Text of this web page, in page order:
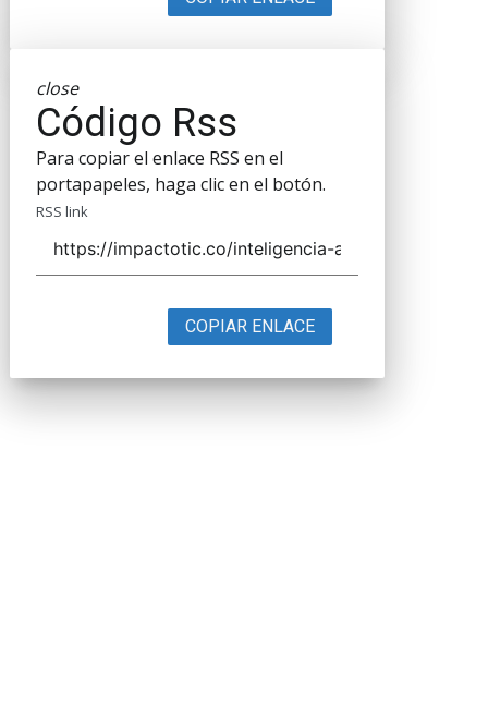
close
Código Rss
Para copiar el enlace RSS en el
portapapeles, haga clic en el botón.
RSS link
COPIAR ENLACE